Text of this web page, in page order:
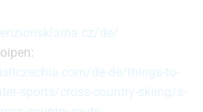
de/
de-de/things-to-
sports/cross-country-skiing/s-